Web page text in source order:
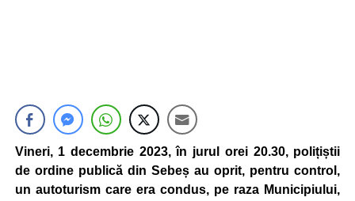
Vineri, 1 decembrie 2023, în jurul orei 20.30, polițiștii
de ordine publică din Sebeș au oprit, pentru control,
un autoturism care era condus, pe raza Municipiului,